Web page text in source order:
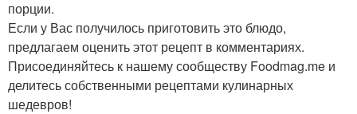
порции.
Если у Вас получилось приготовить это блюдо,
предлагаем оценить этот рецепт в комментариях.
Присоединяйтесь к нашему сообществу Foodmag.me и
делитесь собственными рецептами кулинарных
шедевров!